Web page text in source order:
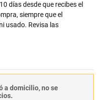
días desde que recibes el
siempre que el
usado. Revisa las
a domicilio, no se